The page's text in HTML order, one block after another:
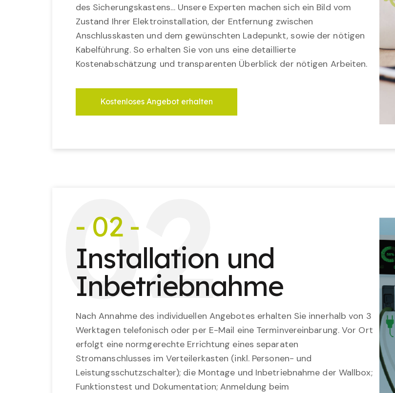
des Sicherungskastens… Unsere Experten machen sich ein Bild vom
Zustand Ihrer Elektroinstallation, der Entfernung zwischen
Anschlusskasten und dem gewünschten Ladepunkt, sowie der nötigen
Kabelführung. So erhalten Sie von uns eine detaillierte
Kostenabschätzung und transparenten Überblick der nötigen Arbeiten.
Kostenloses Angebot erhalten
02
- 02 -
Installation und
Inbetriebnahme
Nach Annahme des individuellen Angebotes erhalten Sie innerhalb von 3
Werktagen telefonisch oder per E-Mail eine Terminvereinbarung. Vor Ort
erfolgt eine normgerechte Errichtung eines separaten
Stromanschlusses im Verteilerkasten (inkl. Personen- und
Leistungsschutzschalter); die Montage und Inbetriebnahme der Wallbox;
Funktionstest und Dokumentation; Anmeldung beim